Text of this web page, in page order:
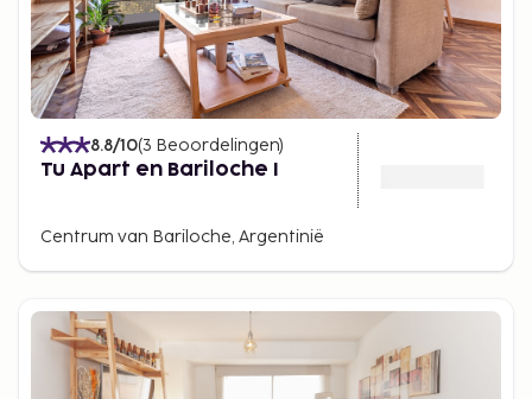
8.8/10(3 Beoordelingen)
Tu Apart en Bariloche I
Centrum van Bariloche, Argentinië